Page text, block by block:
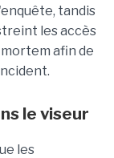
tandis
les accès
afin de
le viseur
les